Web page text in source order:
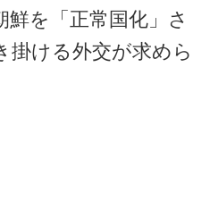
を「正常国化」さ
掛ける外交が求めら